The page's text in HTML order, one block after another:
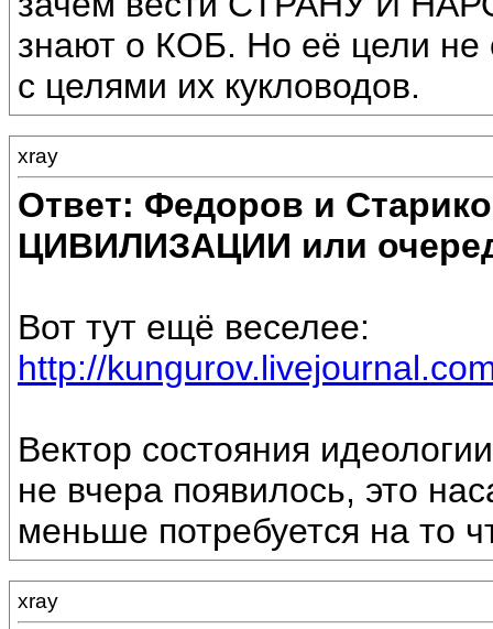
знают о КОБ. Но её цели не
с целями их кукловодов.
xray
Ответ: Федоров и
ЦИВИЛИЗАЦИИ или
Вот тут ещё веселее:
http://
Вектор состояния
не вчера появилось, это
меньше потребуется на то
xray